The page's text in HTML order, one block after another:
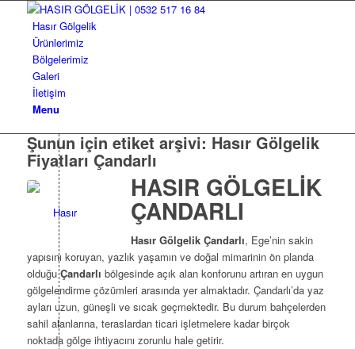
Hasır Gölgelik
Ürünlerimiz
Bölgelerimiz
Galeri
İletişim
Menu
Şunun için etiket arşivi: Hasır Gölgelik
Fiyatları Çandarlı
HASIR GÖLGELİK
ÇANDARLI
Hasır Gölgelik Çandarlı, Ege’nin sakin
yapısını koruyan, yazlık yaşamın ve doğal mimarinin ön planda
olduğuÇandarlı bölgesinde açık alan konforunu artıran en uygun
gölgelendirme çözümleri arasında yer almaktadır. Çandarlı’da yaz
ayları uzun, güneşli ve sıcak geçmektedir. Bu durum bahçelerden
sahil alanlarına, teraslardan ticari işletmelere kadar birçok
noktada gölge ihtiyacını zorunlu hale getirir.